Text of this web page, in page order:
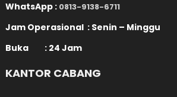
WhatsApp : 0813-9138-6711
Jam Operasional : Senin – Minggu
Buka : 24 Jam
KANTOR CABANG